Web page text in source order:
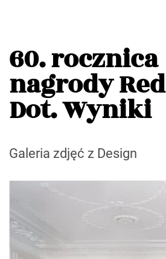
60. rocznica
nagrody Red
Dot. Wyniki
Galeria zdjęć z Design